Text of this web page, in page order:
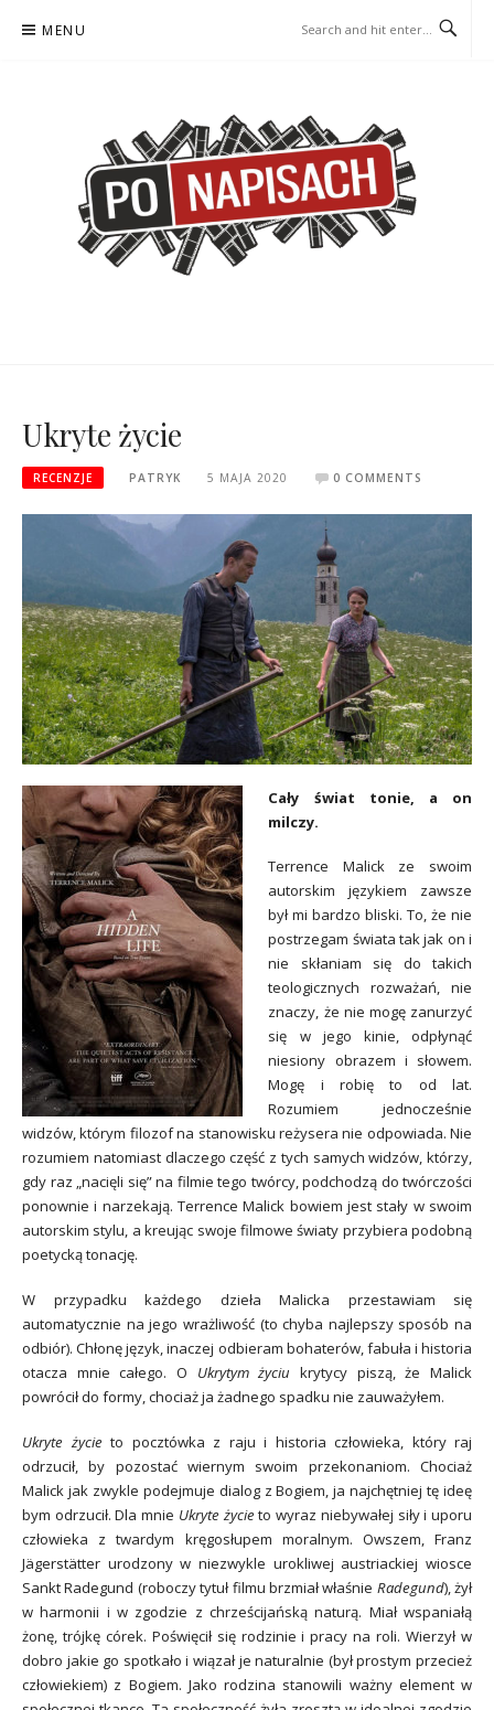
MENU
Ukryte życie
RECENZJE PATRYK 5 MAJA 2020 0 COMMENTS
Cały świat tonie, a on
milczy.
Terrence Malick ze swoim
autorskim językiem zawsze
był mi bardzo bliski. To, że nie
postrzegam świata tak jak on i
nie skłaniam się do takich
teologicznych rozważań, nie
znaczy, że nie mogę zanurzyć
się w jego kinie, odpłynąć
niesiony obrazem i słowem.
Mogę i robię to od lat.
Rozumiem jednocześnie
widzów, którym filozof na stanowisku reżysera nie odpowiada. Nie
rozumiem natomiast dlaczego część z tych samych widzów, którzy,
gdy raz „nacięli się” na filmie tego twórcy, podchodzą do twórczości
ponownie i narzekają. Terrence Malick bowiem jest stały w swoim
autorskim stylu, a kreując swoje filmowe światy przybiera podobną
poetycką tonację.
W przypadku każdego dzieła Malicka przestawiam się
automatycznie na jego wrażliwość (to chyba najlepszy sposób na
odbiór). Chłonę język, inaczej odbieram bohaterów, fabuła i historia
otacza mnie całego. O Ukrytym życiu krytycy piszą, że Malick
powrócił do formy, chociaż ja żadnego spadku nie zauważyłem.
Ukryte życie to pocztówka z raju i historia człowieka, który raj
odrzucił, by pozostać wiernym swoim przekonaniom. Chociaż
Malick jak zwykle podejmuje dialog z Bogiem, ja najchętniej tę ideę
bym odrzucił. Dla mnie Ukryte życie to wyraz niebywałej siły i uporu
człowieka z twardym kręgosłupem moralnym. Owszem, Franz
Jägerstätter urodzony w niezwykle urokliwej austriackiej wiosce
Sankt Radegund (roboczy tytuł filmu brzmiał właśnie Radegund), żył
w harmonii i w zgodzie z chrześcijańską naturą. Miał wspaniałą
żonę, trójkę córek. Poświęcił się rodzinie i pracy na roli. Wierzył w
dobro jakie go spotkało i wiązał je naturalnie (był prostym przecież
człowiekiem) z Bogiem. Jako rodzina stanowili ważny element w